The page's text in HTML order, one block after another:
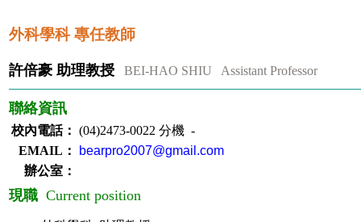
外科學科 專任教師
許倍豪 助理教授 BEI-HAO SHIU Assistant Professor
聯絡資訊
校內電話： (04)2473-0022 分機 -
EMAIL：
bearpro2007@gmail.com
辦公室：
現職 Current position